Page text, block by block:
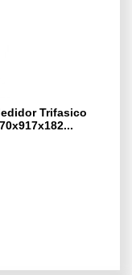
Trifasico